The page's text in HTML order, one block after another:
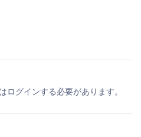
ログインする必要があります。